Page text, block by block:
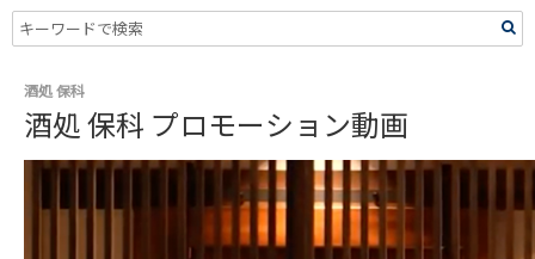
酒処 保科
酒処 保科 プロモーション動画